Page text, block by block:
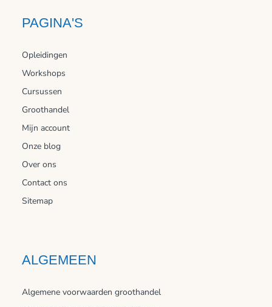
PAGINA'S
Opleidingen
Workshops
Cursussen
Groothandel
Mijn account
Onze blog
Over ons
Contact ons
Sitemap
ALGEMEEN
Algemene voorwaarden groothandel